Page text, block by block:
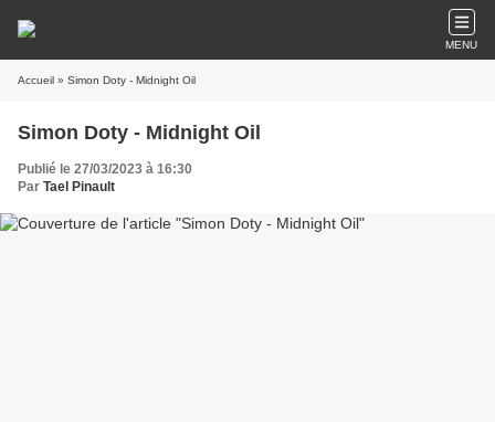
MENU
Accueil » Simon Doty - Midnight Oil
Simon Doty - Midnight Oil
Publié le 27/03/2023 à 16:30
Par Tael Pinault